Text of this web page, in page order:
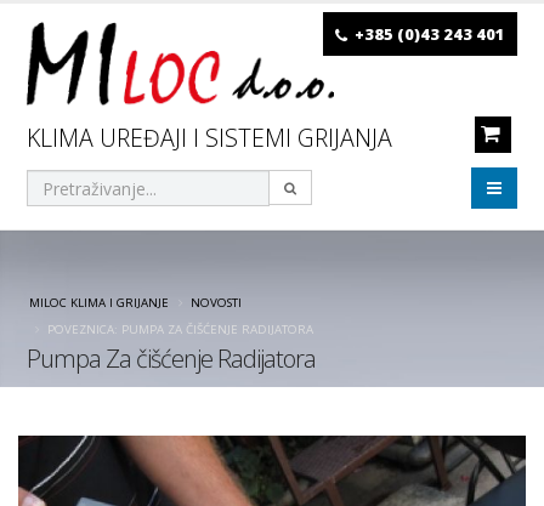
KLIMA UREĐAJI I SISTEMI GRIJANJA
+385 (0)43 243 401
MILOC KLIMA I GRIJANJE
NOVOSTI
POVEZNICA: PUMPA ZA ČIŠĆENJE RADIJATORA
Pumpa Za čišćenje Radijatora